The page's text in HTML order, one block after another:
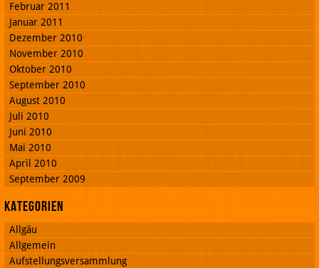
Februar 2011
Januar 2011
Dezember 2010
November 2010
Oktober 2010
September 2010
August 2010
Juli 2010
Juni 2010
Mai 2010
April 2010
September 2009
Kategorien
Allgäu
Allgemein
Aufstellungsversammlung